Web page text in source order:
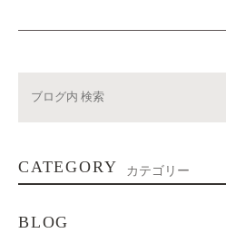
CATEGORY カテゴリー
BLOG